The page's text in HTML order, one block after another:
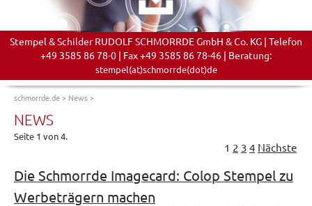
Stempel & Schilder RUDOLF SCHMORRDE GmbH & Co. KG | Telefon
+49 3585 86 78-0 | Fax +49 3585 86 78-46 | Beratung:
stempel(at)schmorrde(dot)de
schmorrde.de> News>
NEWS
Seite 1 von 4.
1 2 3 4 Nächste
Die Schmorrde Imagecard: Colop Stempel zu
Werbeträgern machen